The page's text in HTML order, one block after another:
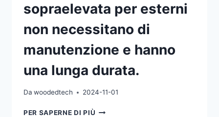
sopraelevata per esterni
non necessitano di
manutenzione e hanno
una lunga durata.
Da woodedtech 2024-11-01
PER SAPERNE DI PIÙ